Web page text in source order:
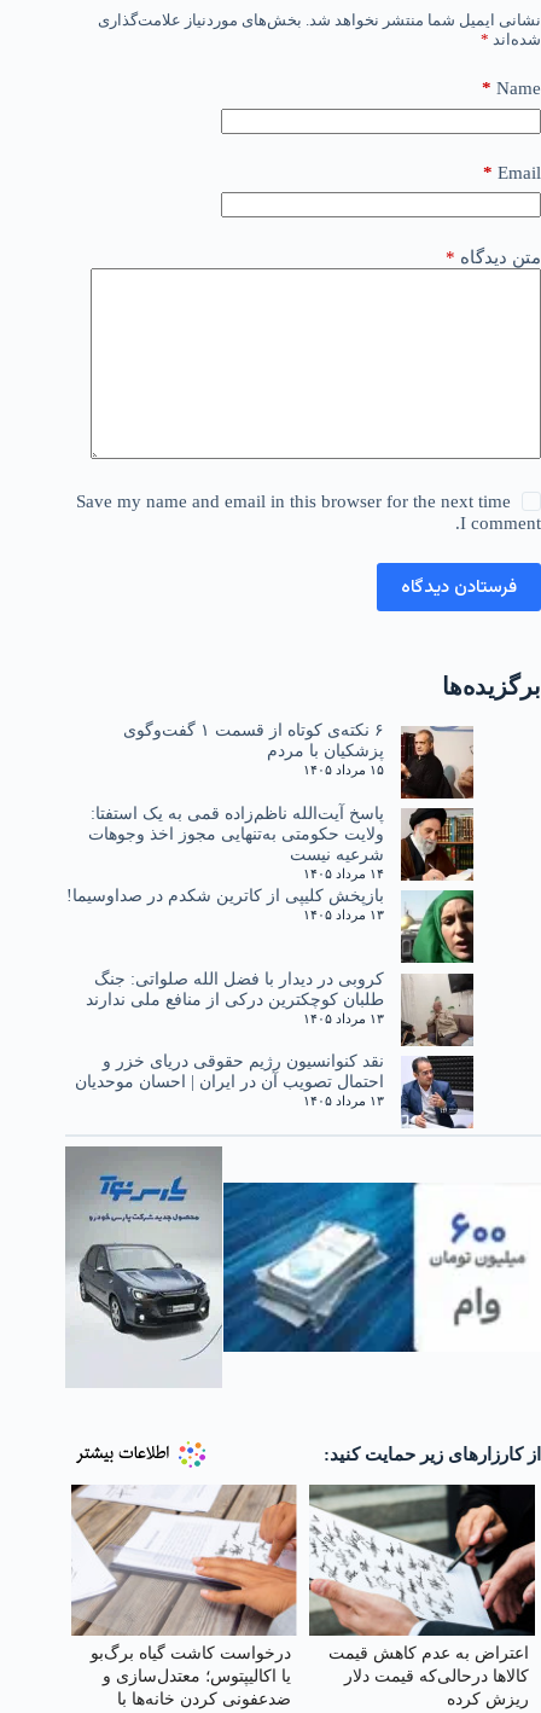
نشانی ایمیل شما منتشر نخواهد شد. بخش‌های موردنیاز علامت‌گذاری
شده‌اند *
Name
*
Email
*
متن دیدگاه *
Save my name and email in this browser for the next time
I comment.
فرستادن دیدگاه
برگزیده‌ها
۶ نکته‌ی کوتاه از قسمت ۱ گفت‌وگوی
پزشکیان با مردم
۱۵ مرداد ۱۴۰۵
پاسخ آیت‌الله ناظم‌زاده قمی به یک استفتا:
ولایت حکومتی به‌تنهایی مجوز اخذ وجوهات
شرعیه نیست
۱۴ مرداد ۱۴۰۵
بازپخش کلیپی از کاترین شکدم در صداوسیما!
۱۳ مرداد ۱۴۰۵
کروبی در دیدار با فضل الله صلواتی: جنگ
طلبان کوچکترین درکی از منافع ملی ندارند
۱۳ مرداد ۱۴۰۵
نقد کنوانسیون رژیم حقوقی دریای خزر و
احتمال تصویب آن در ایران | احسان موحدیان
۱۳ مرداد ۱۴۰۵
از کارزارهای زیر حمایت کنید:
اعتراض به عدم کاهش‌ قیمت
کالاها درحالی‌که قیمت دلار
ریزش کرده
درخواست کاشت گیاه برگ‌بو
یا اکالیپتوس؛ معتدل‌سازی و
ضدعفونی کردن خانه‌ها با